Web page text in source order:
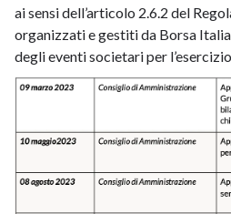
ai sensi dell’articolo 2.6.2 del
organizzati e gestiti da Borsa
degli eventi societari per